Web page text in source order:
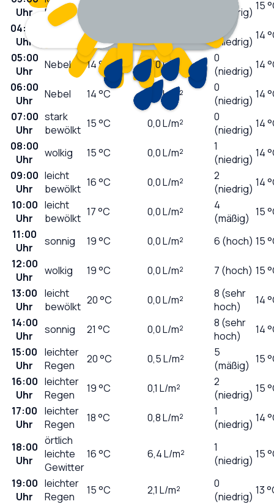
Uhr
Regen
(niedrig) 15
04:00
Uhr
15
(niedrig) 14
05:00
Uhr
Nebel 14°C 0,0L/m²
0
(niedrig) 14
06:00
Uhr
Nebel 14°C L/m²
0
(niedrig) 14
07:00
Uhr
stark
bewölkt 15°C 0,0L/m²
0
(niedrig) 14
08:00
Uhr
wolkig 15°C 0,0L/m²
1
(niedrig) 14
09:00
Uhr
leicht
bewölkt 16°C 0,0L/m²
2
(niedrig) 14
10:00
Uhr
leicht
bewölkt 17°C 0,0L/m²
4
(mäßig) 15
11:00
Uhr
sonnig 19°C 0,0L/m² 6 (hoch) 15
12:00
Uhr
wolkig 19°C 0,0L/m² 7 (hoch) 15
13:00
Uhr
leicht
bewölkt 20°C 0,0L/m²
8 (sehr
hoch)
14
14:00
Uhr
sonnig 21 °C 0,0L/m²
8 (sehr
hoch)
14
15:00
Uhr
leichter
Regen
20°C 0,5L/m²
5
(mäßig) 15
16:00
Uhr
leichter
Regen
19°C 0,1 L/m²
2
(niedrig) 15
17:00
Uhr
leichter
Regen
18°C 0,8L/m²
1
(niedrig) 14
18:00
Uhr
örtlich
leichte
Gewitter
16°C 6,4L/m²
1
(niedrig) 15
19:00
Uhr
leichter
Regen
15°C 2,1 L/m²
0
(niedrig) 13